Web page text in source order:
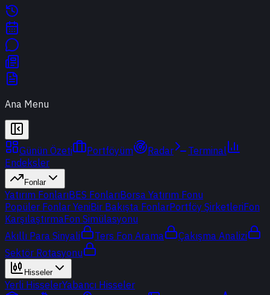
Ana Menu
Günün Özeti Portföyüm Radar
Terminal
Endeksler
Fonlar
Yatırım FonlarıBES FonlarıBorsa Yatırım Fonu
Popüler Fonlar YeniBir Bakışta FonlarPortföy ŞirketleriFon
KarşılaştırmaFon Simülasyonu
Akıllı Para Sinyali
Ters Fon Arama
Çakışma Analizi
Sektör Rotasyonu
Hisseler
Yerli HisselerYabancı Hisseler